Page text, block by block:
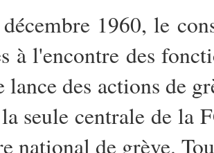
1960, le
à l'encontre des
lance des actions de
seule centrale de la
national de grève.